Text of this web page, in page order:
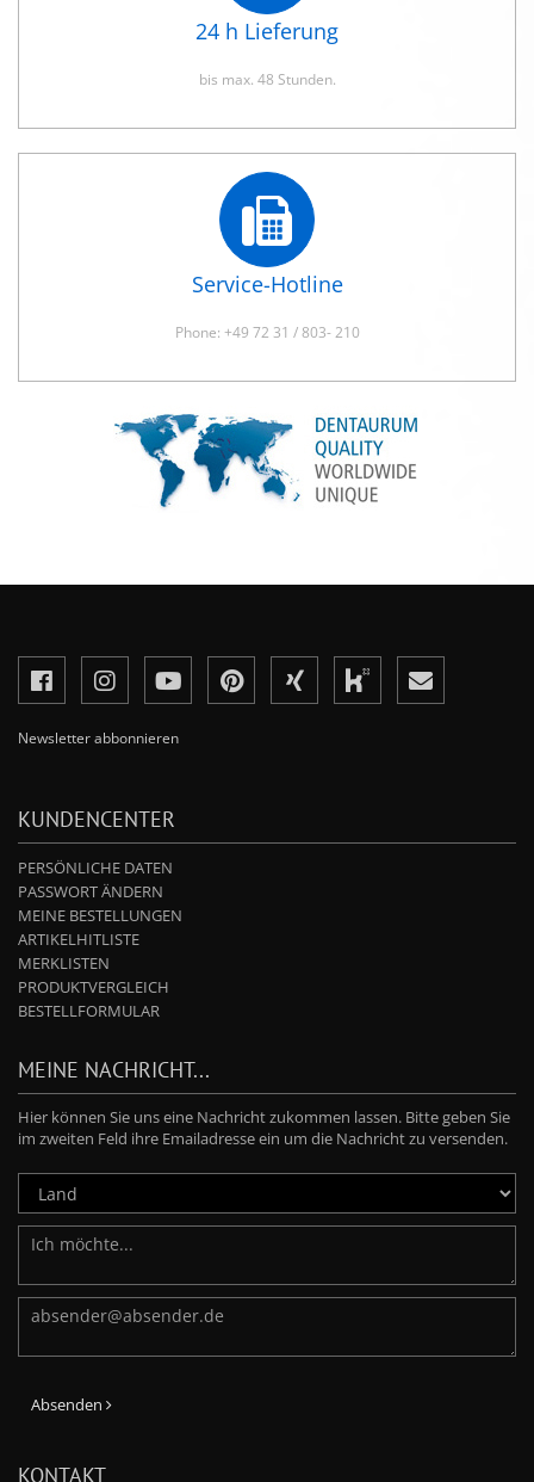
24 h Lieferung
bis max. 48 Stunden.
Service-Hotline
Phone: +49 72 31 / 803- 210
Newsletter abbonnieren
KUNDENCENTER
PERSÖNLICHE DATEN
PASSWORT ÄNDERN
MEINE BESTELLUNGEN
ARTIKELHITLISTE
MERKLISTEN
PRODUKTVERGLEICH
BESTELLFORMULAR
MEINE NACHRICHT...
Hier können Sie uns eine Nachricht zukommen lassen. Bitte geben Sie
im zweiten Feld ihre Emailadresse ein um die Nachricht zu versenden.
Absenden
KONTAKT